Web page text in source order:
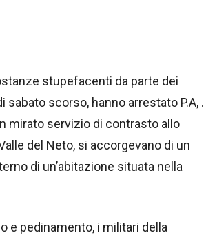
stupefacenti da parte dei
scorso, hanno arrestato P.A, .
mirato servizio di contrasto allo
del Neto, si accorgevano di un
di un’abitazione situata nella
e pedinamento, i militari della